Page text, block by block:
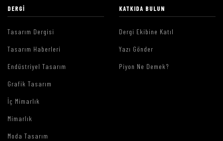
DERGI
Tasarım Dergisi
Tasarım Haberleri
Endüstriyel Tasarım
Grafik Tasarım
İç Mimarlık
Mimarlık
Moda Tasarım
KATKIDA BULUN
Dergi Ekibine Katıl
Yazı Gönder
Piyon Ne Demek?